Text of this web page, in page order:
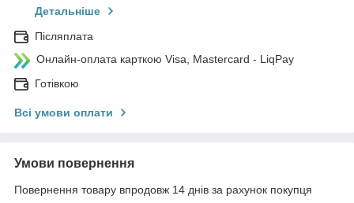
Детальніше
Післяплата
Онлайн-оплата карткою Visa, Mastercard - LiqPay
Готівкою
Всі умови оплати
Умови повернення
Повернення товару впродовж 14 днів за рахунок покупця